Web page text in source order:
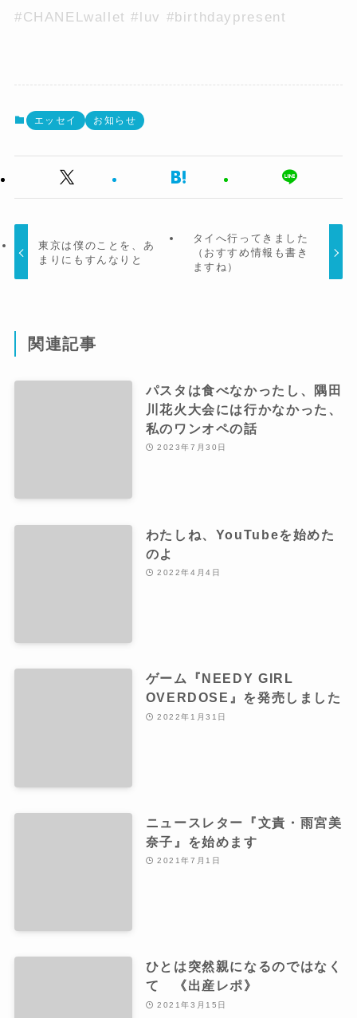
#CHANELwallet #luv #birthdaypresent
エッセイ お知らせ
東京は僕のことを、あ
まりにもすんなりと
タイへ行ってきました
（おすすめ情報も書き
ますね）
関連記事
パスタは食べなかったし、隅田
川花火大会には行かなかった、
私のワンオペの話
2023年7月30日
わたしね、YouTubeを始めた
のよ
2022年4月4日
ゲーム『NEEDY GIRL
OVERDOSE』を発売しました
2022年1月31日
ニュースレター『文責・雨宮美
奈子』を始めます
2021年7月1日
ひとは突然親になるのではなく
て 《出産レポ》
2021年3月15日